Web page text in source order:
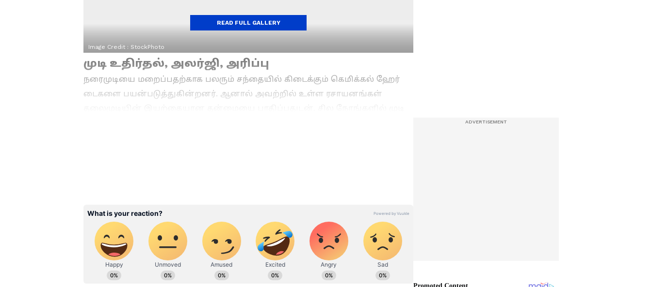
Image Credit : StockPhoto
முடி உதிர்தல், அலர்ஜி, அரிப்பு
நரைமுடியை மறைப்பதற்காக பலரும் சந்தையில் கிடைக்கும் கெமிக்கல் ஹேர்
டைகளை பயன்படுத்துகின்றனர். ஆனால் அவற்றில் உள்ள ரசாயனங்கள்
White Hair Problem:
இளநரை பிரச்சனையா?
நொடியில் மறைய இந்த
டிப்ஸ் பயன்படுத்தி
பாருங்கள், தீர்வு உறுதி
White Hair: 15 நாளில்
நரைமுடியை கருப்பாக்க
சூப்பர் டிப்ஸ்! இது
தெரியாம போச்சே.!
READ FULL GALLERY